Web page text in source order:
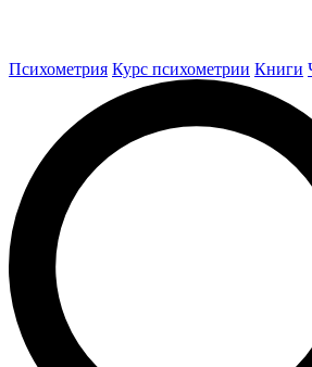
Психометрия Курс психометрии Книги